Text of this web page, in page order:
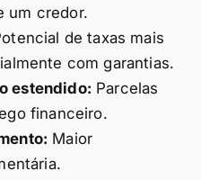
um credor.
de taxas mais
com garantias.
estendido: Parcelas
financeiro.
Maior